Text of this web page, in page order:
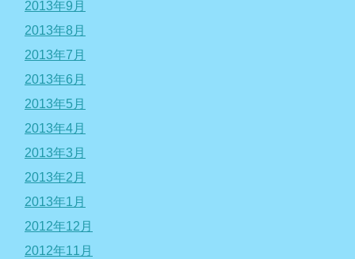
2013年9月
2013年8月
2013年7月
2013年6月
2013年5月
2013年4月
2013年3月
2013年2月
2013年1月
2012年12月
2012年11月